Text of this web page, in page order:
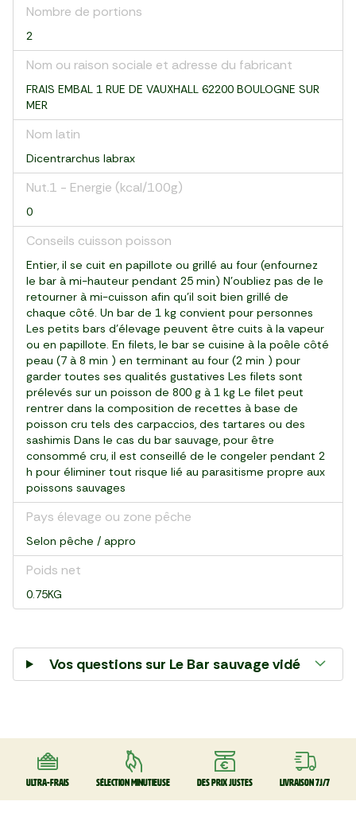
Nombre de portions
2
Nom ou raison sociale et adresse du fabricant
FRAIS EMBAL 1 RUE DE VAUXHALL 62200 BOULOGNE SUR
MER
Nom latin
Dicentrarchus labrax
Nut.1 - Energie (kcal/100g)
0
Conseils cuisson poisson
Entier, il se cuit en papillote ou grillé au four (enfournez
le bar à mi-hauteur pendant 25 min) N’oubliez pas de le
retourner à mi-cuisson afin qu’il soit bien grillé de
chaque côté. Un bar de 1 kg convient pour personnes
Les petits bars d’élevage peuvent être cuits à la vapeur
ou en papillote. En filets, le bar se cuisine à la poêle côté
peau (7 à 8 min ) en terminant au four (2 min ) pour
garder toutes ses qualités gustatives Les filets sont
prélevés sur un poisson de 800 g à 1 kg Le filet peut
rentrer dans la composition de recettes à base de
poisson cru tels des carpaccios, des tartares ou des
sashimis Dans le cas du bar sauvage, pour être
consommé cru, il est conseillé de le congeler pendant 2
h pour éliminer tout risque lié au parasitisme propre aux
poissons sauvages
Pays élevage ou zone pêche
Selon pêche / appro
Poids net
0.75KG
Vos questions sur Le Bar sauvage vidé
Ultra-frais Sélection minutieuse Des prix justes Livraison 7J/7